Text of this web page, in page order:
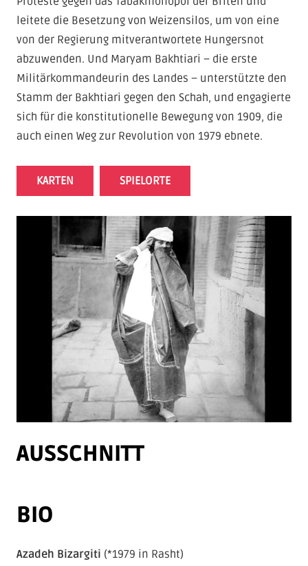
leitete die Besetzung von Weizensilos, um von eine
von der Regierung mitverantwortete Hungersnot
abzuwenden. Und Maryam Bakhtiari – die erste
Militärkommandeurin des Landes – unterstützte den
Stamm der Bakhtiari gegen den Schah, und engagierte
sich für die konstitutionelle Bewegung von 1909, die
auch einen Weg zur Revolution von 1979 ebnete.
KARTEN SPIELORTE
AUSSCHNITT
Indem Sie dieses Video laden, stimmen Sie
akzeptieren die Verwendung von Cookies.
BIO
Azadeh Bizargiti (*1979 in Rasht)